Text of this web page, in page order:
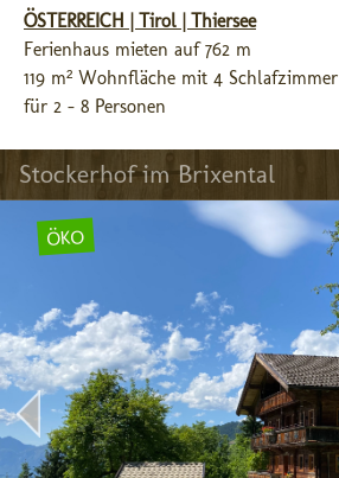
ÖSTERREICH | Tirol | Thiersee
Ferienhaus mieten auf 762 m
119 m² Wohnfläche mit 4 Schlafzimmer
für 2 - 8 Personen
Stockerhof im Brixental
ÖKO